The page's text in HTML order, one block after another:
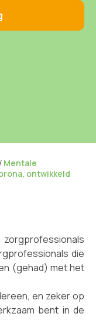
/ Mentale
ontwikkeld
zorgprofessionals
die
(gehad) met het
en zeker op
bent in de